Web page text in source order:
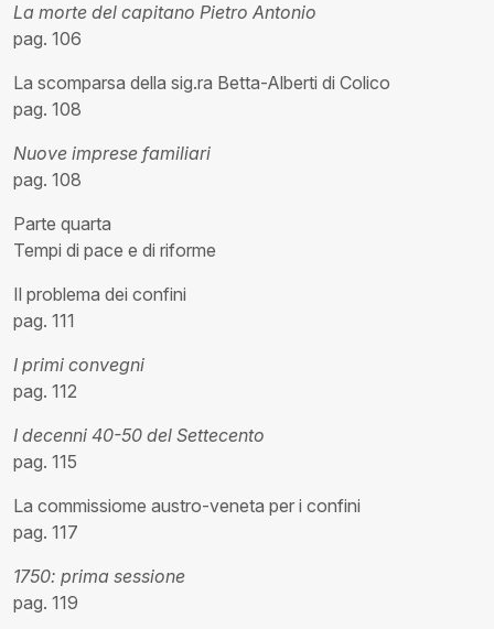
La morte del capitano Pietro Antonio
pag. 106
La scomparsa della sig.ra Betta-Alberti di Colico
pag. 108
Nuove imprese familiari
pag. 108
Parte quarta
Tempi di pace e di riforme
Il problema dei confini
pag. 111
I primi convegni
pag. 112
I decenni 40-50 del Settecento
pag. 115
La commissiome austro-veneta per i confini
pag. 117
1750: prima sessione
pag. 119